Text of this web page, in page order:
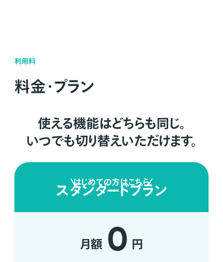
利用料
料金・プラン
使える機能はどちらも同じ。
いつでも切り替えいただけます。
はじめての方はこちら
スタンダードプラン
月額 0 円